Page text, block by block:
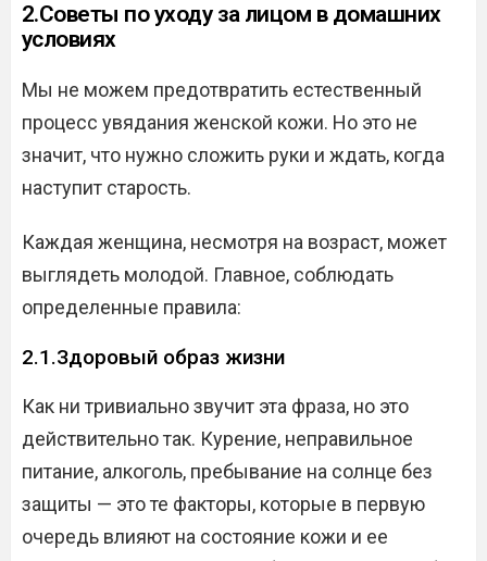
2.Советы по уходу за лицом в домашних
условиях
Мы не можем предотвратить естественный
процесс увядания женской кожи. Но это не
значит, что нужно сложить руки и ждать, когда
наступит старость.
Каждая женщина, несмотря на возраст, может
выглядеть молодой. Главное, соблюдать
определенные правила:
2.1.Здоровый образ жизни
Как ни тривиально звучит эта фраза, но это
действительно так. Курение, неправильное
питание, алкоголь, пребывание на солнце без
защиты — это те факторы, которые в первую
очередь влияют на состояние кожи и ее